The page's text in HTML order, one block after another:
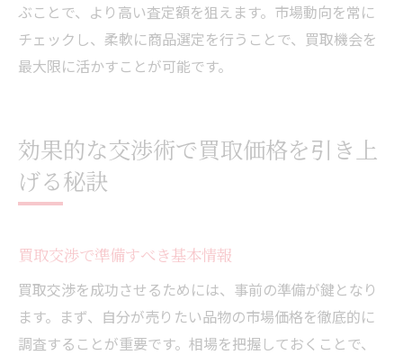
ぶことで、より高い査定額を狙えます。市場動向を常に
チェックし、柔軟に商品選定を行うことで、買取機会を
最大限に活かすことが可能です。
効果的な交渉術で買取価格を引き上
げる秘訣
買取交渉で準備すべき基本情報
買取交渉を成功させるためには、事前の準備が鍵となり
ます。まず、自分が売りたい品物の市場価格を徹底的に
調査することが重要です。相場を把握しておくことで、